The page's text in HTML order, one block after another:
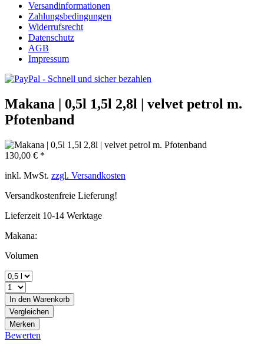
Versandinformationen
Zahlungsbedingungen
Widerrufsrecht
Datenschutz
AGB
Impressum
Makana | 0,5l 1,5l 2,8l | velvet petrol m.
Pfotenband
130,00 € *
inkl. MwSt. zzgl. Versandkosten
Versandkostenfreie Lieferung!
Lieferzeit 10-14 Werktage
Makana:
Volumen
In den Warenkorb
Vergleichen
Merken
Bewerten